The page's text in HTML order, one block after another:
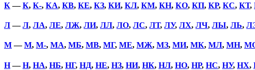
К—К, К-, КА, КВ, КЕ, КЗ, КИ, КЛ, КМ, КН, КО, КП, КР, КС, КТ,
Л—Л, ЛА, ЛЕ, ЛЖ, ЛИ, ЛЛ, ЛО, ЛС, ЛТ, ЛУ, ЛХ, ЛЧ, ЛЫ, ЛЬ,
М—М, М-, МА, МБ, МВ, МГ, МЕ, МЖ, МЗ, МИ, МК, МЛ, МН,
Н—Н, НА, НБ, НГ, НД, НЕ, НЗ, НИ, НК, НЛ, НО, НР, НС, НУ, НХ,